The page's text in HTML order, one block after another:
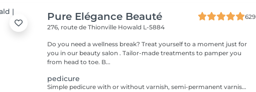
Pure Elégance Beauté
629
276, route de Thionville Howald L-5884
Do you need a wellness break? Treat yourself to a moment just for
you in our beauty salon . Tailor-made treatments to pamper you
from head to toe. B...
pedicure
Simple pedicure with or without varnish, semi-permanent varnish or protein-base with products from the Footlogix brand, specialized in pedicure products.